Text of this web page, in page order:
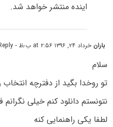
اینده منتشر خواهد شد.
باران خرداد ۲۴, ۱۳۹۶ at ۲:۵۶ ب٫ظ - Reply
سلام
تو روخدا بگید از دفترچه
نتونستم دانلود کنم خیلی
لطفا یکی راهنمایی کنه